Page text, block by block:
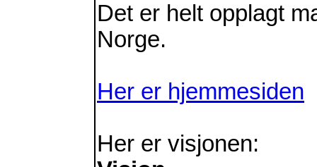
Det er helt opplagt
Norge.
Her er hjemmesiden
Her er visjonen: